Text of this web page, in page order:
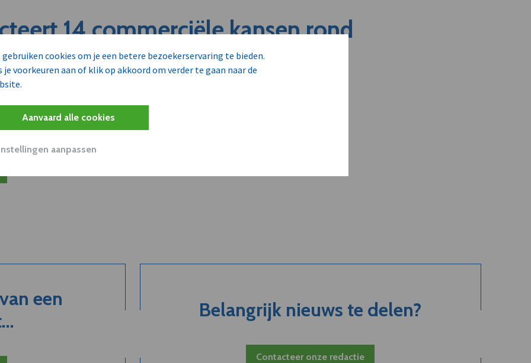
gebruiken cookies om je een betere bezoekerservaring te bieden.
je voorkeuren aan of klik op akkoord om verder te gaan naar de
Aanvaard alle cookies
aanpassen
14 commerciële kansen rond
aan dit bedrijf verkopen?
klant worden van deze onderneming?
worden mogelijk relevant?
een
Belangrijk nieuws te delen?
Contacteer onze redactie